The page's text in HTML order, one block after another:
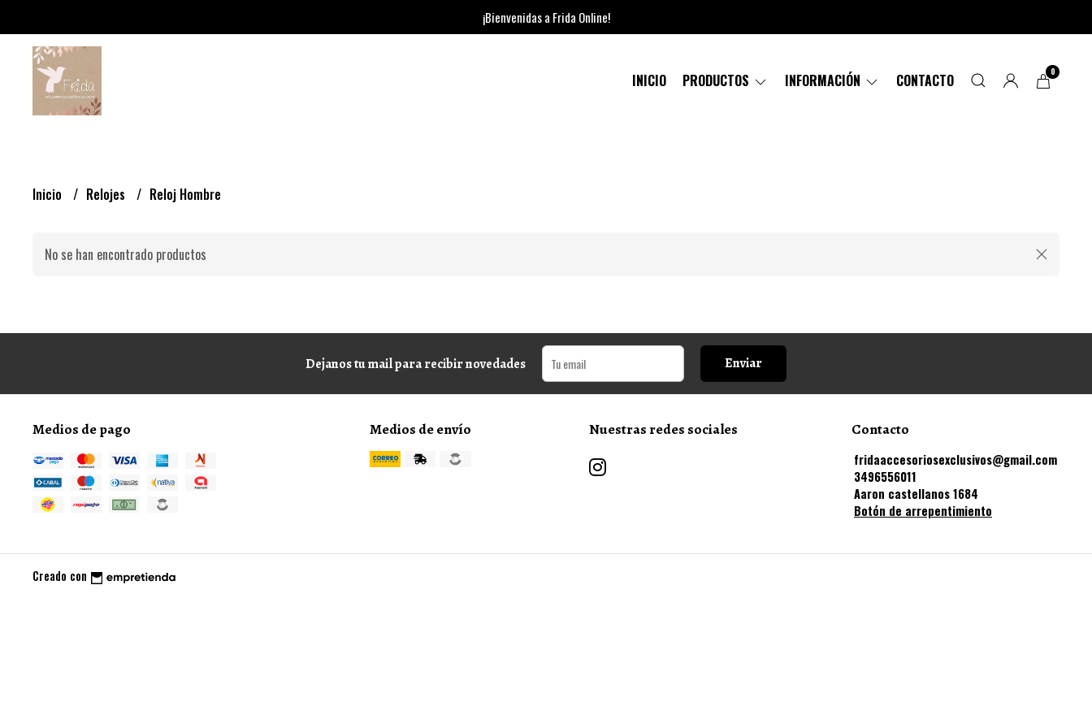
¡Bienvenidas a Frida Online!
INICIO PRODUCTOS INFORMACIÓN CONTACTO 0
Inicio Relojes Reloj Hombre
No se han encontrado productos
Dejanos tu mail para recibir novedades Enviar
Medios de pago Medios de envío Nuestras redes sociales Contacto
fridaaccesoriosexclusivos@gmail.com
3496556011
Aaron castellanos 1684
Botón de arrepentimiento
Creado con